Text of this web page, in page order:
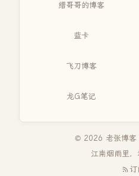
缙哥哥的博客
蓝卡
飞刀博客
龙G笔记
© 2026 老张博客
江南烟雨里
订